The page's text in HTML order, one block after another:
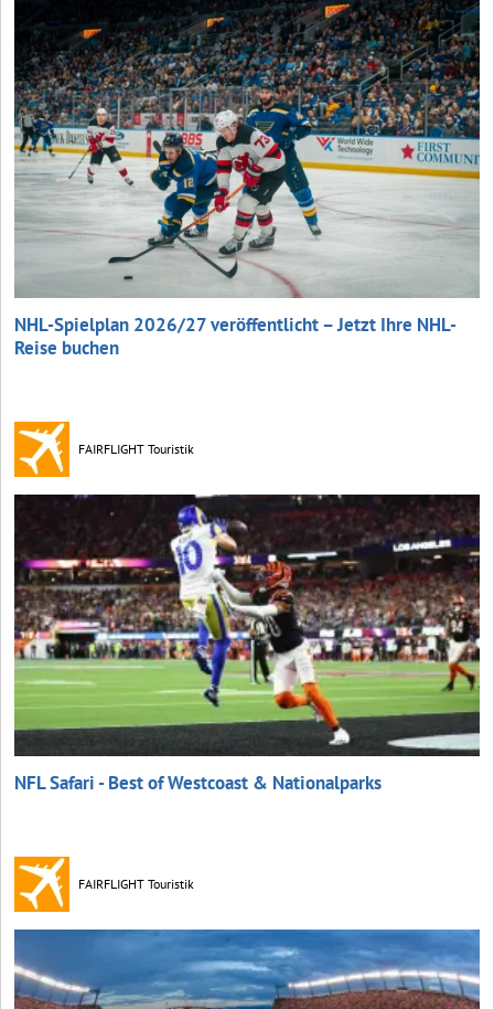
NHL-Spielplan 2026/27 veröffentlicht – Jetzt Ihre NHL-
Reise buchen
FAIRFLIGHT Touristik
NFL Safari - Best of Westcoast & Nationalparks
FAIRFLIGHT Touristik